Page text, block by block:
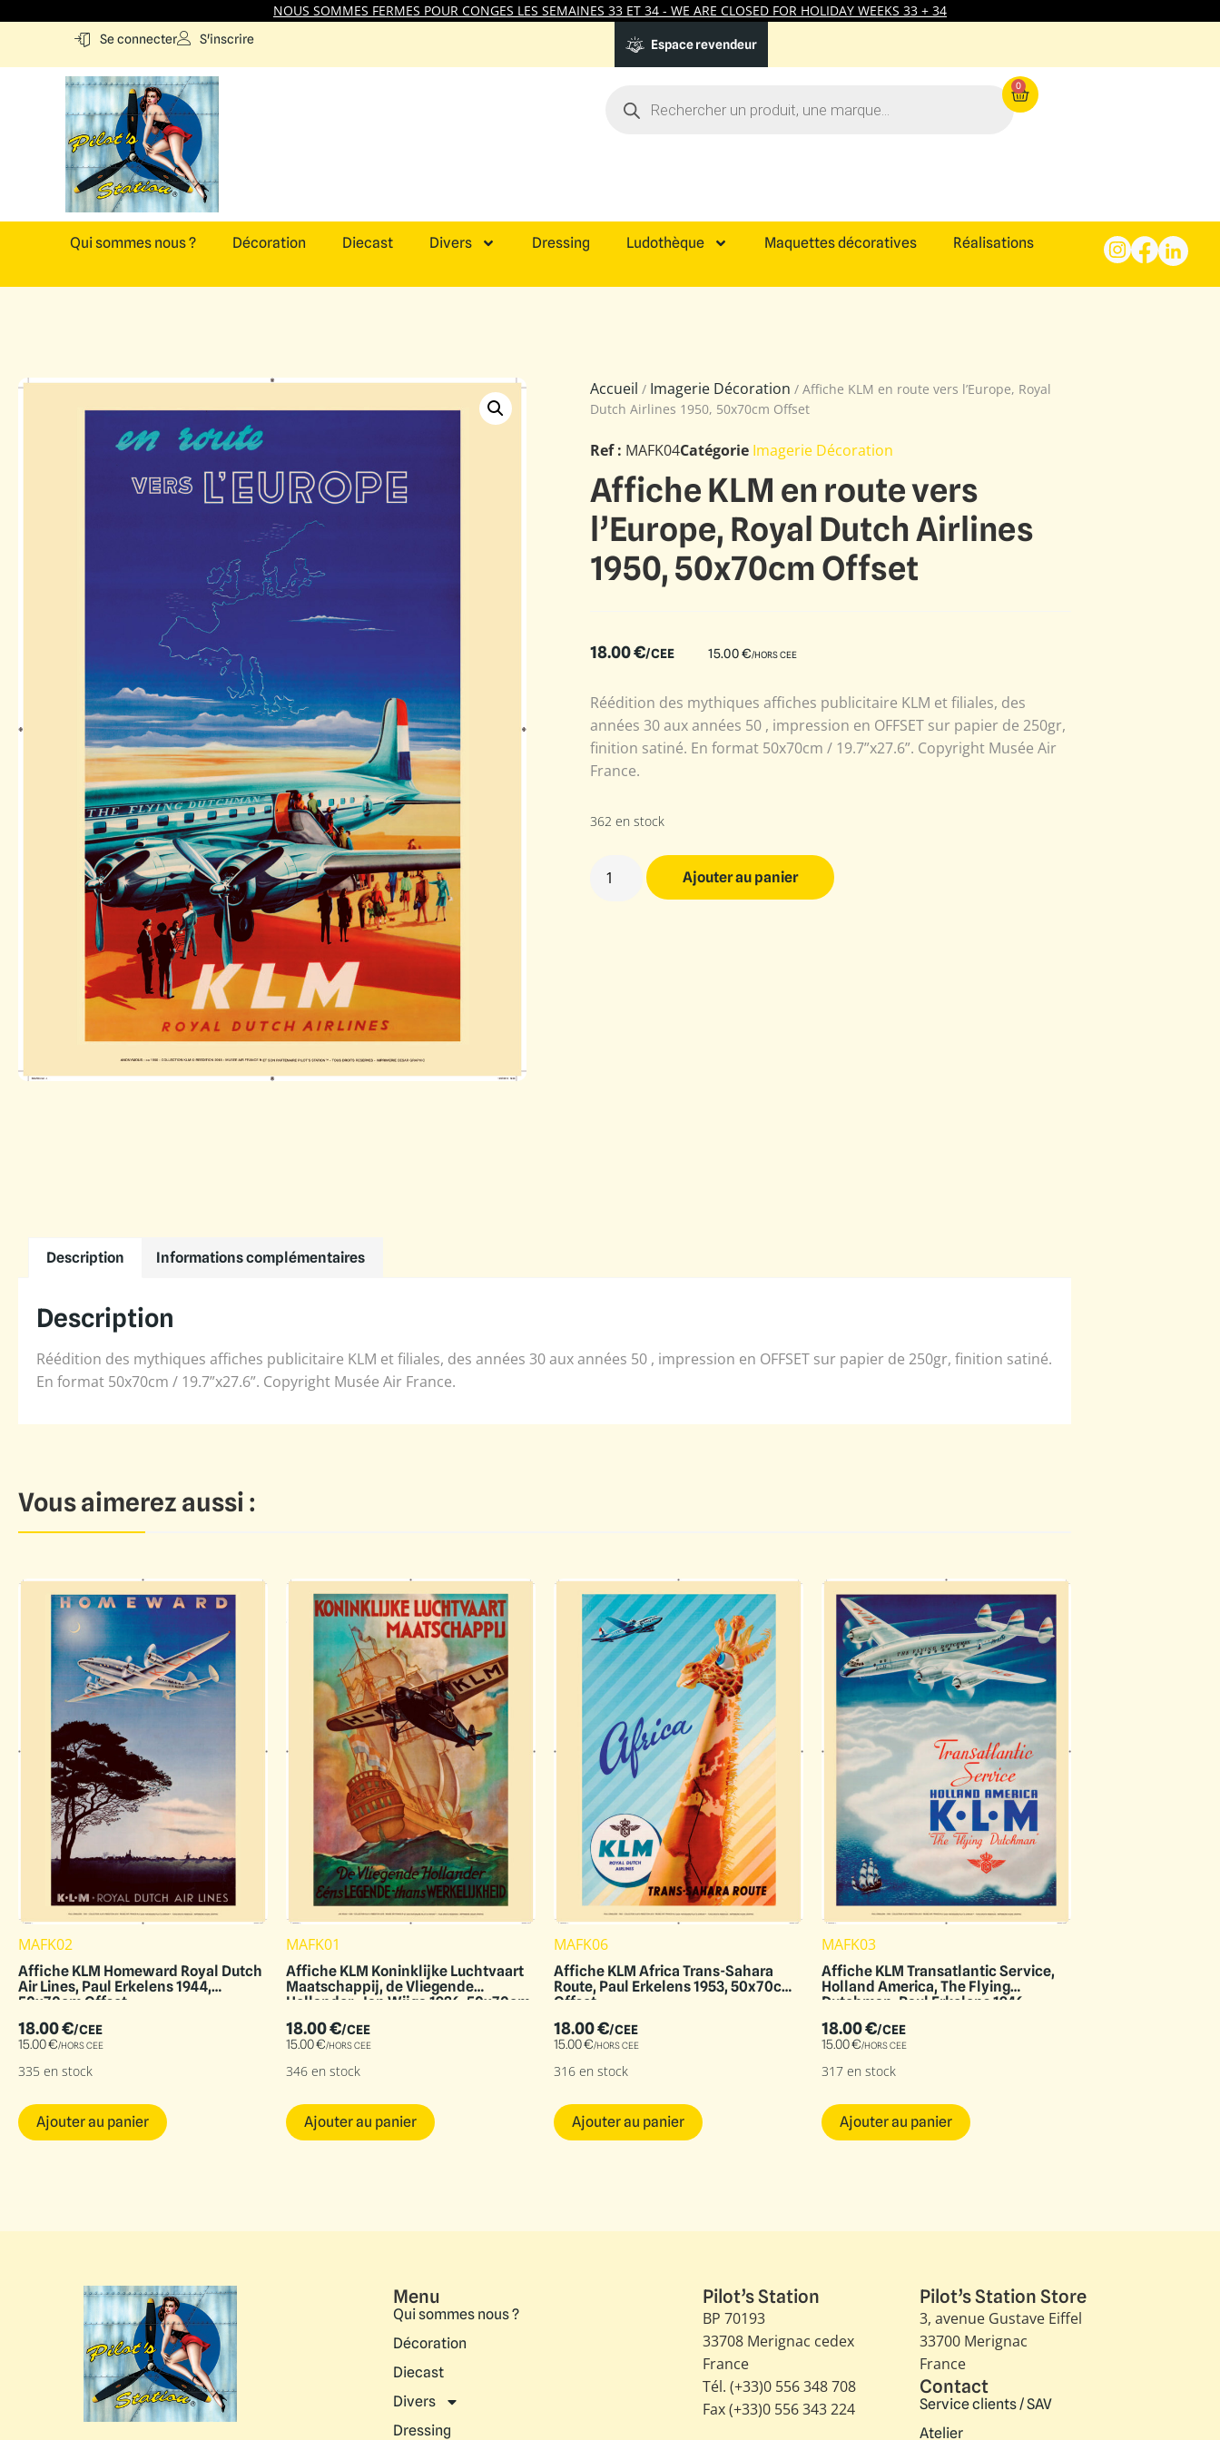
NOUS SOMMES FERMES POUR CONGES LES SEMAINES 33 ET 34 - WE ARE CLOSED FOR HOLIDAY WEEKS 33 + 34
Se connecter S'inscrire Espace revendeur
0
Qui sommes nous ? Décoration Diecast Divers Dressing Ludothèque Maquettes décoratives Réalisations
Accueil / Imagerie Décoration / Affiche KLM en route vers l’Europe, Royal
Dutch Airlines 1950, 50x70cm Offset
Ref : MAFK04Catégorie Imagerie Décoration
Affiche KLM en route vers
l’Europe, Royal Dutch Airlines
1950, 50x70cm Offset
18.00€/CEE 15.00€/HORS CEE
Réédition des mythiques affiches publicitaire KLM et filiales, des
années 30 aux années 50 , impression en OFFSET sur papier de 250gr,
finition satiné. En format 50x70cm / 19.7”x27.6”. Copyright Musée Air
France.
362 en stock
Ajouter au panier
Description Informations complémentaires
Description
Réédition des mythiques affiches publicitaire KLM et filiales, des années 30 aux années 50 , impression en OFFSET sur papier de 250gr, finition satiné.
En format 50x70cm / 19.7”x27.6”. Copyright Musée Air France.
Vous aimerez aussi :
MAFK02
Affiche KLM Homeward Royal Dutch
Air Lines, Paul Erkelens 1944,
50x70cm Offset
18.00€/CEE
15.00€/HORS CEE
335 en stock
Ajouter au panier
MAFK01
Affiche KLM Koninklijke Luchtvaart
Maatschappij, de Vliegende
Hollander, Jan Wijga 1926, 50x70cm
18.00€/CEE
15.00€/HORS CEE
346 en stock
Ajouter au panier
MAFK06
Affiche KLM Africa Trans-Sahara
Route, Paul Erkelens 1953, 50x70cm
Offset
18.00€/CEE
15.00€/HORS CEE
316 en stock
Ajouter au panier
MAFK03
Affiche KLM Transatlantic Service,
Holland America, The Flying
Dutchman, Paul Erkelens 1946,
18.00€/CEE
15.00€/HORS CEE
317 en stock
Ajouter au panier
Menu
Qui sommes nous ?
Décoration
Diecast
Divers
Dressing
Pilot’s Station
BP 70193
33708 Merignac cedex
France
Tél. (+33)0 556 348 708
Fax (+33)0 556 343 224
Pilot’s Station Store
3, avenue Gustave Eiffel​
33700 Merignac
France
Contact
Service clients / SAV
Atelier